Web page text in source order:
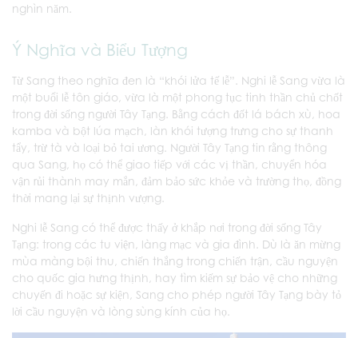
nghìn năm.
Ý Nghĩa và Biểu Tượng
Từ Sang theo nghĩa đen là “khói lửa tế lễ”. Nghi lễ Sang vừa là
một buổi lễ tôn giáo, vừa là một phong tục tinh thần chủ chốt
trong đời sống người Tây Tạng. Bằng cách đốt lá bách xù, hoa
kamba và bột lúa mạch, làn khói tượng trưng cho sự thanh
tẩy, trừ tà và loại bỏ tai ương. Người Tây Tạng tin rằng thông
qua Sang, họ có thể giao tiếp với các vị thần, chuyển hóa
vận rủi thành may mắn, đảm bảo sức khỏe và trường thọ, đồng
thời mang lại sự thịnh vượng.
Nghi lễ Sang có thể được thấy ở khắp nơi trong đời sống Tây
Tạng: trong các tu viện, làng mạc và gia đình. Dù là ăn mừng
mùa màng bội thu, chiến thắng trong chiến trận, cầu nguyện
cho quốc gia hưng thịnh, hay tìm kiếm sự bảo vệ cho những
chuyến đi hoặc sự kiện, Sang cho phép người Tây Tạng bày tỏ
lời cầu nguyện và lòng sùng kính của họ.